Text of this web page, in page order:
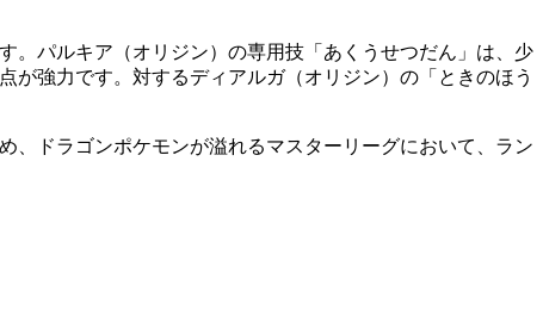
。パルキア（オリジン）の専用技「あくうせつだん」は、少
強力です。対するディアルガ（オリジン）の「ときのほう
、ドラゴンポケモンが溢れるマスターリーグにおいて、ラン